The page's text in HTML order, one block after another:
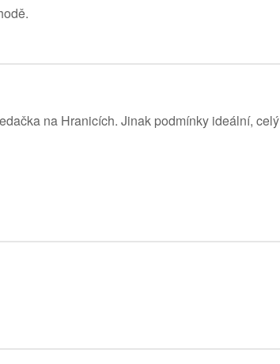
na Hranicích. Jinak podmínky ideální, celý